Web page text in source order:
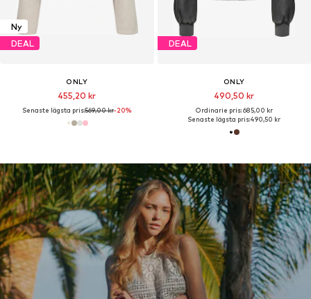
Ny
DEAL
ONLY
455,20 kr
Senaste lägsta pris:569,00 kr-20%
DEAL
ONLY
490,50 kr
Ordinarie pris: 685,00 kr
Senaste lägsta pris:490,50 kr